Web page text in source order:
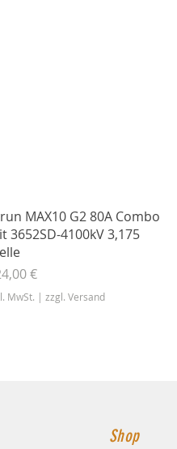
Schnellansicht
MAX10 G2 80A Combo
3652SD-4100kV 3,175
€
MwSt. | zzgl. Versand
Shop